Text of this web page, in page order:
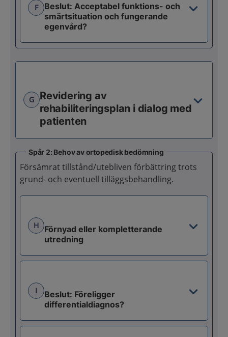
F
Beslut: Acceptabel funktions- och
smärtsituation och fungerande
egenvård?
G
Revidering av
rehabiliteringsplan i dialog med
patienten
Spår 2: Behov av ortopedisk bedömning
Försämrat tillstånd/utebliven förbättring trots
grund- och eventuell tilläggsbehandling.
H
Förnyad eller kompletterande
utredning
I
Beslut: Föreligger
differentialdiagnos?